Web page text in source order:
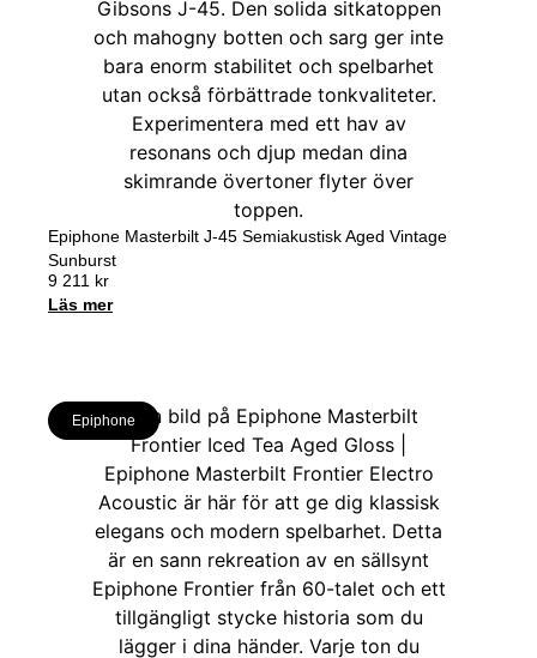
Epiphone Masterbilt J-45 Semiakustisk Aged Vintage
Sunburst
9 211 kr
Läs mer
Epiphone